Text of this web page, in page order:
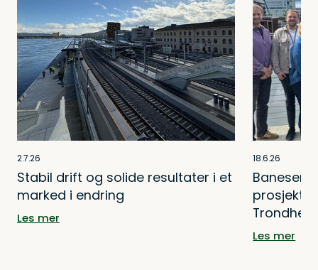
2.7.26
Stabil drift og solide resultater i et
marked i endring
Les mer
18.6.26
Les mer